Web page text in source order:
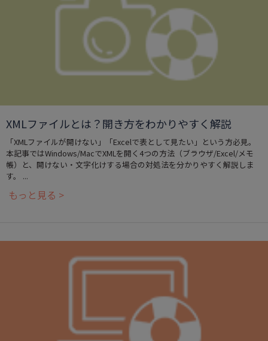
XMLファイルとは？開き方をわかりやすく解説
「XMLファイルが開けない」「Excelで表として見たい」という方必見。
本記事ではWindows/MacでXMLを開く4つの方法（ブラウザ/Excel/メモ
帳）と、開けない・文字化けする場合の対処法を分かりやすく解説しま
す。 ...
もっと見る >